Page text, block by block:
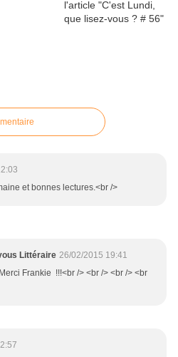
et bonnes lectures.<br />
Littéraire 26/02/2015 19:41
Frankie !!!<br /> <br /> <br /> <br